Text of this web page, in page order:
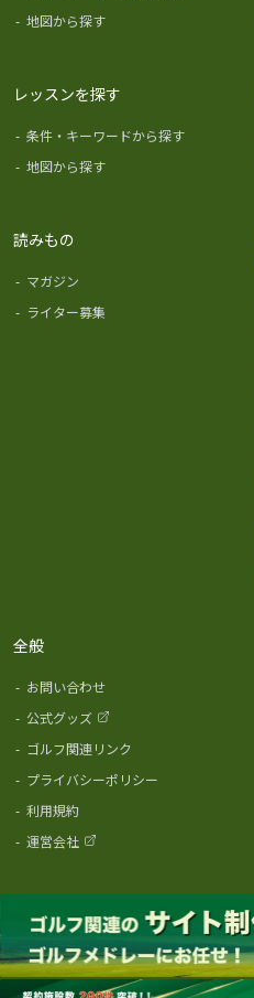
- 地図から探す
レッスンを探す
- 条件・キーワードから探す
- 地図から探す
読みもの
- マガジン
- ライター募集
全般
- お問い合わせ
- 公式グッズ
- ゴルフ関連リンク
- プライバシーポリシー
- 利用規約
- 運営会社